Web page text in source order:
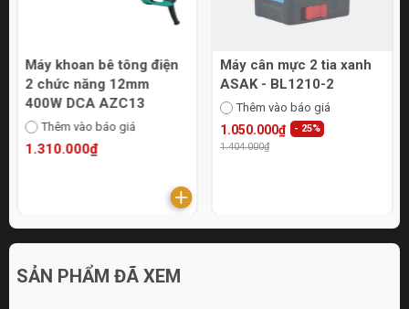
Máy khoan bê tông điện
2 chức năng 12mm
400W DCA AZC13
Thêm vào báo giá
1.310.000₫
Máy cân mực 2 tia xanh
ASAK - BL1210-2
Thêm vào báo giá
1.050.000₫
1.404.000₫
- 25%
SẢN PHẨM ĐÃ XEM